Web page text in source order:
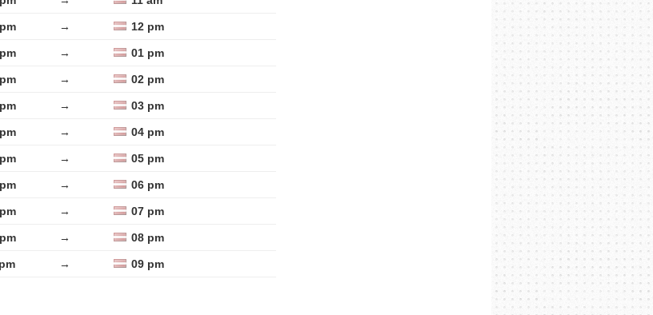
→ 12 pm
→ 01 pm
→ 02 pm
→ 03 pm
→ 04 pm
→ 05 pm
→ 06 pm
→ 07 pm
→ 08 pm
→ 09 pm